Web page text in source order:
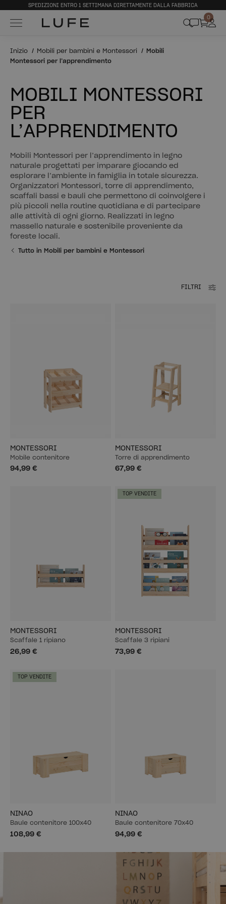
SPEDIZIONI ENTRO 1 SETTIMANA DIRETTAMENTE DALLA FABBRICA
0
Inizio Mobili per bambini e Montessori
Mobili
Montessori per l’apprendimento
MOBILI MONTESSORI
PER
L’APPRENDIMENTO
Mobili Montessori per l’apprendimento in legno
naturale progettati per imparare giocando ed
esplorare l’ambiente in famiglia in totale sicurezza.
Organizzatori Montessori, torre di apprendimento,
scaffali bassi e bauli che permettono di coinvolgere i
più piccoli nella routine quotidiana e di partecipare
alle attività di ogni giorno. Realizzati in legno
massello naturale e sostenibile proveniente da
foreste locali.
Tutto in Mobili per bambini e Montessori
FILTRI
MONTESSORI
Mobile contenitore
94,99 €
MONTESSORI
Torre di apprendimento
67,99 €
MONTESSORI
Scaffale 1 ripiano
26,99 €
TOP VENDITE
MONTESSORI
Scaffale 3 ripiani
73,99 €
TOP VENDITE
NINAO
Baule contenitore 100x40
108,99 €
NINAO
Baule contenitore 70x40
94,99 €